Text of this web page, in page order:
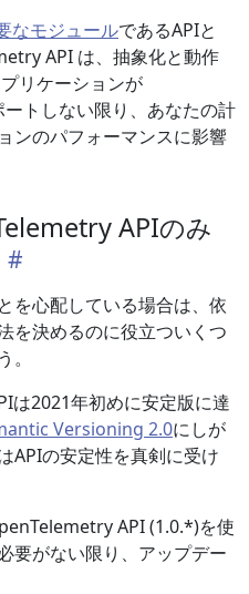
なモジュールであるAPIと
API は、抽象化と動作
リケーションが
トしない限り、あなたの計
ンのパフォーマンスに影響
APIのみ
を心配している場合は、依
を決めるのに役立ついくつ
は2021年初めに安定版に達
Versioning 2.0にしが
APIの安定性を真剣に受け
API (1.0.*)を使
要がない限り、アップデー